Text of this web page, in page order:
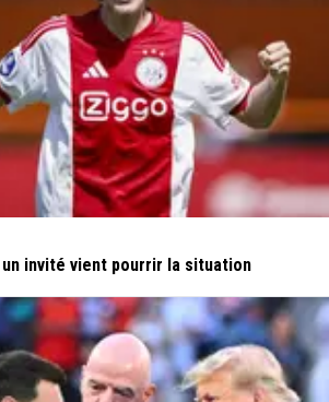
un invité vient pourrir la situation